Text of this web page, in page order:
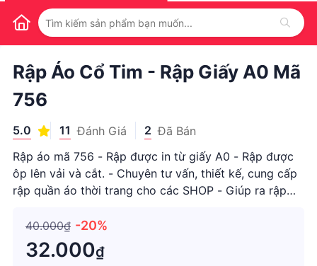
1 /
Rập Áo Cổ Tim - Rập Giấy A0 Mã
756
5.0 11 Đánh Giá 2 Đã Bán
Rập áo mã 756 - Rập được in từ giấy A0 - Rập được
ôp lên vải và cắt. - Chuyên tư vấn, thiết kế, cung cấp
rập quần áo thời trang cho các SHOP - Giúp ra rập
như sau: + S: ngực 80-82cm; vai 35cm; eo 66cm;
mông 88cm ;
40.000₫ -20%
32.000₫